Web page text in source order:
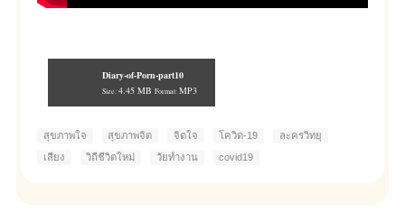
Diary-of-Porn-part10
Size: 4.45 MB Format: MP3
สุขภาพใจ สุขภาพจิต จิตใจ โควิด-19
ละครวิทยุ
เสียง
วิถีชีวิตใหม่ วัยทำงาน covid19